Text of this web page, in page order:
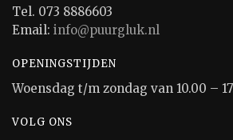
Tel. 073 8886603
Email: info@puurgluk.nl
OPENINGSTIJDEN
Woensdag t/m zondag van 10.00 –
VOLG ONS